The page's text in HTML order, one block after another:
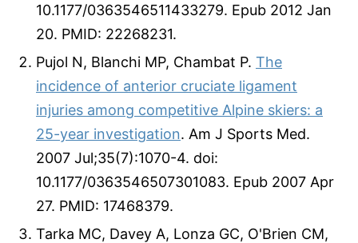
10.1177/0363546511433279. Epub 2012 Jan
20. PMID: 22268231.
Pujol N, Blanchi MP, Chambat P. The
incidence of anterior cruciate ligament
injuries among competitive Alpine skiers: a
25-year investigation. Am J Sports Med.
2007 Jul;35(7):1070-4. doi:
10.1177/0363546507301083. Epub 2007 Apr
27. PMID: 17468379.
Tarka MC, Davey A, Lonza GC, O'Brien CM,